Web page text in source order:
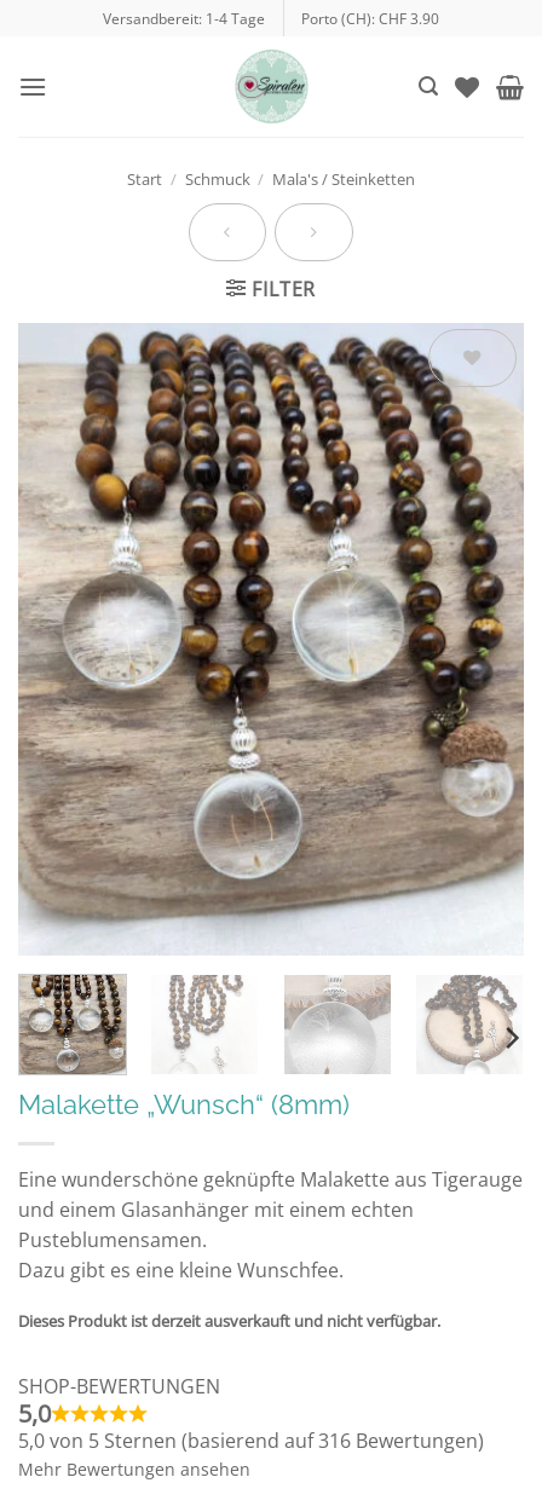
springen
Versandbereit: 1-4 Tage Porto (CH): CHF 3.90
Start / Schmuck / Mala's / Steinketten
FILTER
Auf die
Wunschliste
Malakette „Wunsch“ (8mm)
Eine wunderschöne geknüpfte Malakette aus Tigerauge
und einem Glasanhänger mit einem echten
Pusteblumensamen.
Dazu gibt es eine kleine Wunschfee.
Dieses Produkt ist derzeit ausverkauft und nicht verfügbar.
Alternative:
SHOP-BEWERTUNGEN
5,0
5,0 von 5 Sternen (basierend auf 316 Bewertungen)
Mehr Bewertungen ansehen